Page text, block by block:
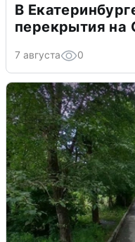
В
перекрытия на
7 августа 0